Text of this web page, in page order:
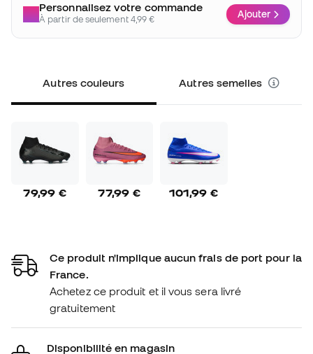
Personnalisez votre commande
À partir de seulement 4,99 € Ajouter
Autres couleurs Autres semelles
79,99 € 77,99 € 101,99 €
Ce produit n'implique aucun frais de port pour la
France.
Achetez ce produit et il vous sera livré
gratuitement
Disponibilité en magasin